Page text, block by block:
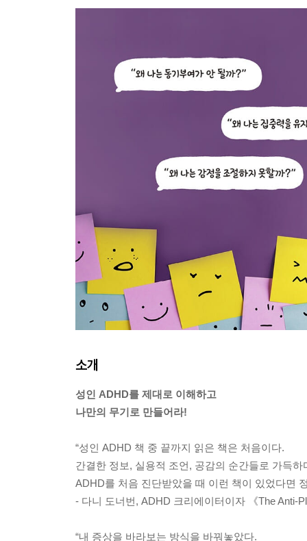
소개
성인 ADHD를 제대로 이해하고
나만의 무기로 만들어라!
“성인 ADHD 책 중 끝까지 읽은 책은 처음이다.
간결한 정보, 실용적 조언, 공감의 순간들로 가득하
ADHD를 처음 진단받았을 때 이런 책이 있었다면
- 다니 도너번, ADHD 크리에이터이자 《The Anti-
“내 증상을 바라보는 방식을 바꿔놓았다.